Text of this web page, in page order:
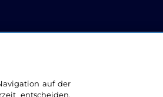
auf der
entscheiden,